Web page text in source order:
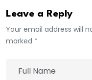
Leave a Reply
Your email address will
marked *